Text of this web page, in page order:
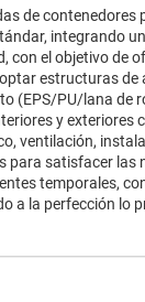
de contenedores
integrando
con el objetivo de
estructuras de
(EPS/PU/lana de
y exteriores
ventilación,
para satisfacer las
temporales,
a la perfección lo